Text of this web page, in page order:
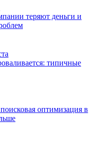
теряют деньги и
типичные
оптимизация в